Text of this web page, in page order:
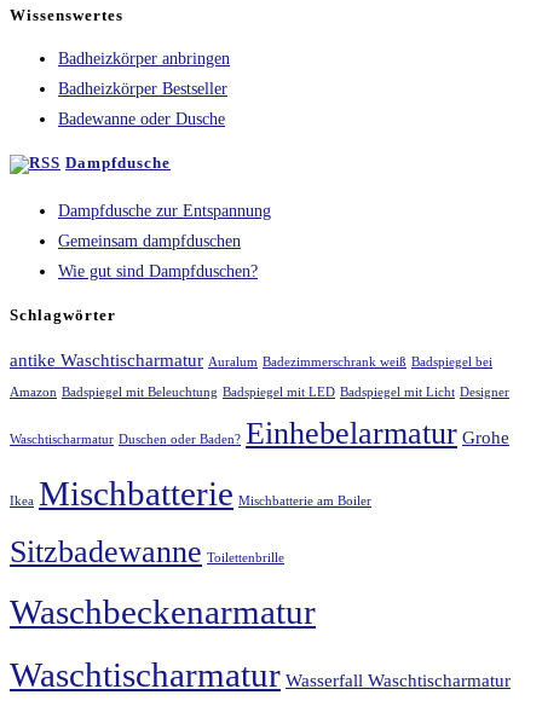
Wissenswertes
Badheizkörper anbringen
Badheizkörper Bestseller
Badewanne oder Dusche
Dampfdusche
Dampfdusche zur Entspannung
Gemeinsam dampfduschen
Wie gut sind Dampfduschen?
Schlagwörter
antike Waschtischarmatur Auralum Badezimmerschrank weiß Badspiegel bei
Amazon Badspiegel mit Beleuchtung Badspiegel mit LED Badspiegel mit Licht Designer
Waschtischarmatur Duschen oder Baden? Einhebelarmatur Grohe
Ikea Mischbatterie Mischbatterie am Boiler
Sitzbadewanne Toilettenbrille
Waschbeckenarmatur
Waschtischarmatur Wasserfall Waschtischarmatur